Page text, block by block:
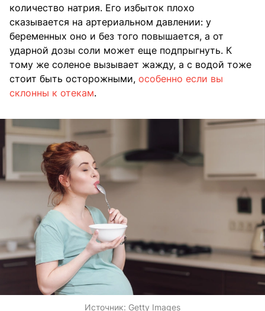
количество натрия. Его избыток плохо
сказывается на артериальном давлении: у
беременных оно и без того повышается, а от
ударной дозы соли может еще подпрыгнуть. К
тому же соленое вызывает жажду, а с водой тоже
стоит быть осторожными, особенно если вы
склонны к отекам.
Источник: Getty Images